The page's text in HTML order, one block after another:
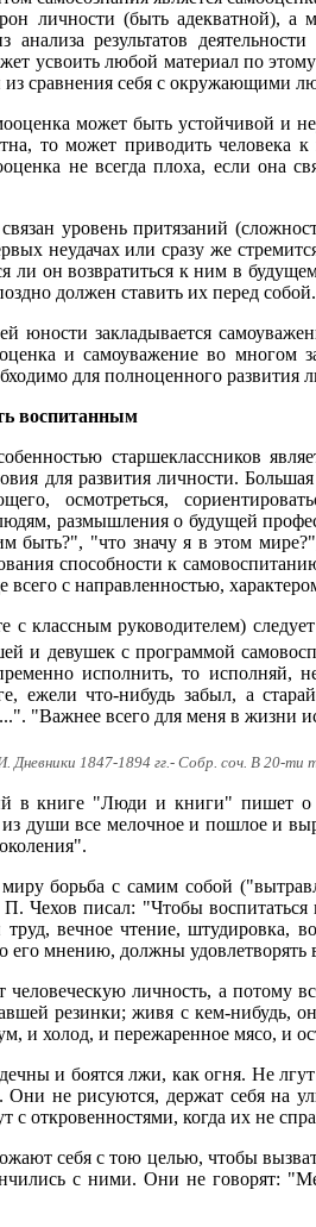
личности (быть адекватной), а
анализа результатов
усвоить любой материал по
из сравнения себя с окружающими
может быть устойчивой и
то может приводить
не всегда плоха, если она
уровень притязаний
неудачах или сразу же
ли он возвратиться к ним в
должен ставить их перед собой.
юности закладывается
и самоуважение во многом
для полноценного развития
воспитанным
старшеклассников
для развития личности.
осмотреться,
размышления о будущей
быть?", "что значу я в этом
способности к
всего с направленностью,
с классным руководителем)
и девушек с программой
исполнить, то
ежели что-нибудь забыл, а
"Важнее всего для меня в жизни
Дневники 1847-1894 гг.- Собр. соч. В 20-ти
в книге "Люди и книги" пишет о
души все мелочное и пошлое и
борьба с самим собой
Чехов писал: "Чтобы
вечное чтение,
его мнению, должны удовлетворять
личность, а потому
резинки; живя с кем-нибудь,
и холод, и пережаренное мясо, и
и боятся лжи, как огня. Не
Они не рисуются, держат себя на
с откровенностями, когда их не
себя с тою целью, чтобы
с ними. Они не говорят: